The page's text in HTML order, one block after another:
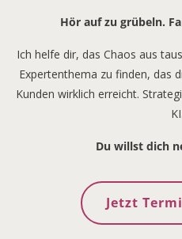
Hör auf zu grübeln.
Ich helfe dir, das Chaos aus
Expertenthema zu finden, das
Kunden wirklich erreicht.
KI.
Du willst dich
Jetzt